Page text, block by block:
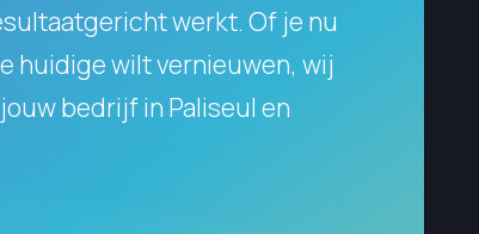
werkt. Of je nu
huidige wilt vernieuwen, wij
bedrijf in Paliseul en